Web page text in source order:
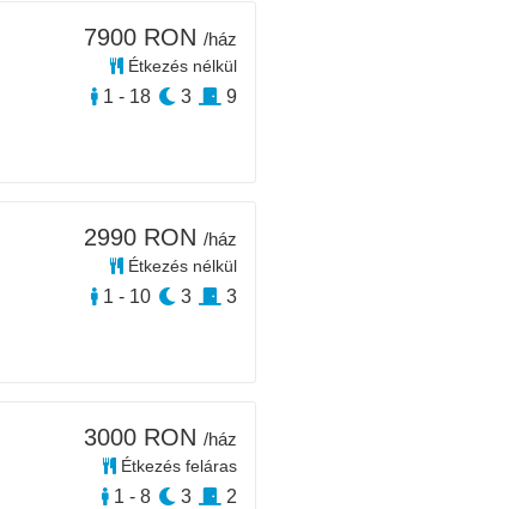
7900 RON /ház
Étkezés nélkül
1 - 18 3 9
2990 RON /ház
Étkezés nélkül
1 - 10 3 3
3000 RON /ház
Étkezés feláras
1 - 8 3 2